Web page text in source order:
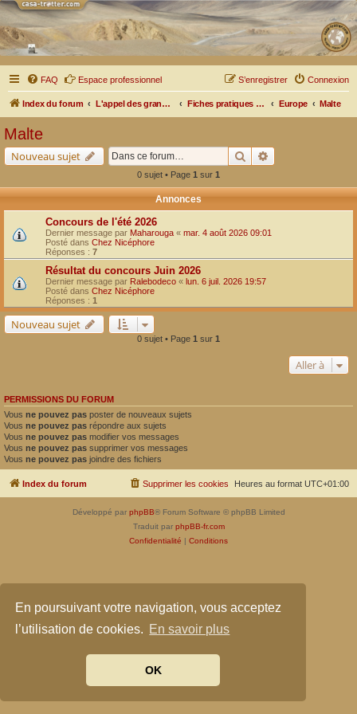
En poursuivant votre navigation, vous acceptez
l’utilisation de cookies. En savoir plus
OK
FAQ Espace professionnel Connexion
S’enregistrer
Index du forum L'appel des grands espaces Fiches pratiques par pays, pistes et bivouacs Europe Malte
Malte
Nouveau sujet Rechercher
0 sujet • Page 1 sur 1
Annonces
Concours de l'été 2026
Dernier message par Maharouga « mar. 4 août 2026 09:01
Posté dans Chez Nicéphore
Réponses : 7
Résultat du concours Juin 2026
Dernier message par Ralebodeco « lun. 6 juil. 2026 19:57
Posté dans Chez Nicéphore
Réponses : 1
Nouveau sujet
0 sujet • Page 1 sur 1
Aller à
PERMISSIONS DU FORUM
Vous ne pouvez pas poster de nouveaux sujets
Vous ne pouvez pas répondre aux sujets
Vous ne pouvez pas modifier vos messages
Vous ne pouvez pas supprimer vos messages
Vous ne pouvez pas joindre des fichiers
Index du forum Heures au format UTC+01:00
Supprimer les cookies
Développé par phpBB® Forum Software © phpBB Limited
Traduit par phpBB-fr.com
Confidentialité | Conditions